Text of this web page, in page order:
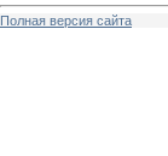
Полная версия сайта